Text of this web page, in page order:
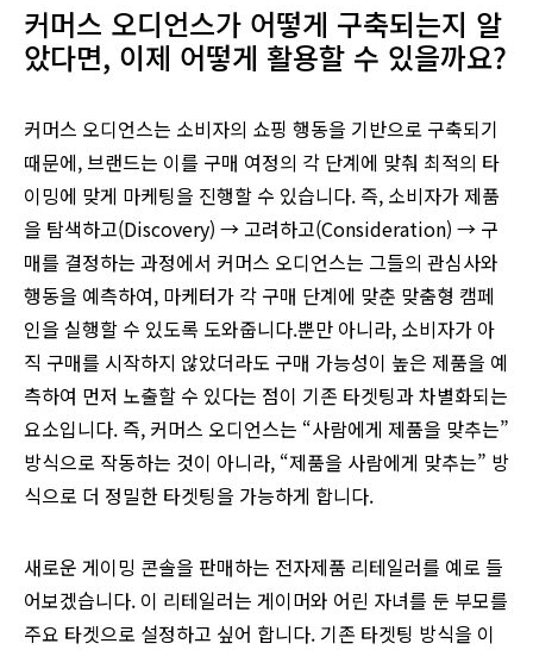
커머스 오디언스가 어떻게 구축되는지 알
았다면, 이제 어떻게 활용할 수 있을까요?
커머스 오디언스는 소비자의 쇼핑 행동을 기반으로 구축되기
때문에, 브랜드는 이를 구매 여정의 각 단계에 맞춰 최적의 타
이밍에 맞게 마케팅을 진행할 수 있습니다. 즉, 소비자가 제품
을 탐색하고(Discovery) → 고려하고(Consideration) → 구
매를 결정하는 과정에서 커머스 오디언스는 그들의 관심사와
행동을 예측하여, 마케터가 각 구매 단계에 맞춘 맞춤형 캠페
인을 실행할 수 있도록 도와줍니다.뿐만 아니라, 소비자가 아
직 구매를 시작하지 않았더라도 구매 가능성이 높은 제품을 예
측하여 먼저 노출할 수 있다는 점이 기존 타겟팅과 차별화되는
요소입니다. 즉, 커머스 오디언스는 “사람에게 제품을 맞추는”
방식으로 작동하는 것이 아니라, “제품을 사람에게 맞추는” 방
식으로 더 정밀한 타겟팅을 가능하게 합니다.
새로운 게이밍 콘솔을 판매하는 전자제품 리테일러를 예로 들
어보겠습니다. 이 리테일러는 게이머와 어린 자녀를 둔 부모를
주요 타겟으로 설정하고 싶어 합니다. 기존 타겟팅 방식을 이